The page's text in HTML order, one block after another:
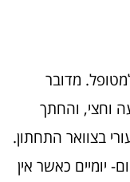
מדובר
וחצי, והחתך
בצוואר התחתון.
יומיים כאשר אין